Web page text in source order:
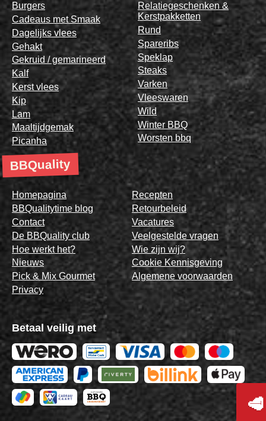
Burgers
Cadeaus met Smaak
Dagelijks vlees
Gehakt
Gekruid / gemarineerd
Kalf
Kerst vlees
Kip
Lam
Maaltijdgemak
Picanha
Relatiegeschenken &
Kerstpakketten
Rund
Spareribs
Speklap
Steaks
Varken
Vleeswaren
Wild
Winter BBQ
Worsten bbq
BBQuality
Homepagina
BBQualitytime blog
Contact
De BBQuality club
Hoe werkt het?
Nieuws
Pick & Mix Gourmet
Privacy
Recepten
Retourbeleid
Vacatures
Veelgestelde vragen
Wie zijn wij?
Cookie Kennisgeving
Algemene voorwaarden
Betaal veilig met
🥩